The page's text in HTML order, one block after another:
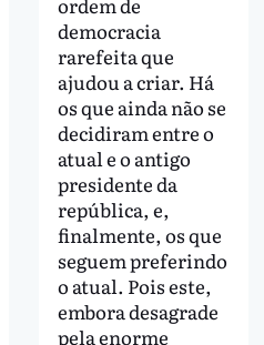
democracia
rarefeita que
ajudou a criar. Há
os que ainda não se
decidiram entre o
atual e o antigo
presidente da
república, e,
finalmente, os que
seguem preferindo
o atual. Pois este,
embora desagrade
pela enorme